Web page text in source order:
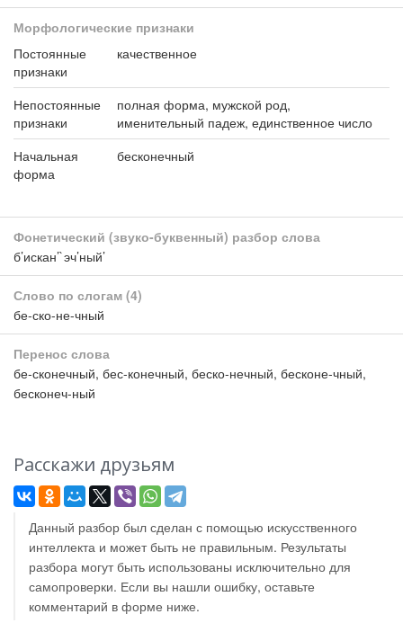
Морфологические признаки
Постоянные
признаки
качественное
Непостоянные
признаки
полная форма, мужской род,
именительный падеж, единственное число
Начальная
форма
бесконечный
Фонетический (звуко-буквенный) разбор слова
б’искан’`эч’ный’
Слово по слогам (4)
бе-ско-не-чный
Перенос слова
бе-сконечный, бес-конечный, беско-нечный, бесконе-чный,
бесконеч-ный
Расскажи друзьям
Данный разбор был сделан с помощью искусственного
интеллекта и может быть не правильным. Результаты
разбора могут быть использованы исключительно для
самопроверки. Если вы нашли ошибку, оставьте
комментарий в форме ниже.